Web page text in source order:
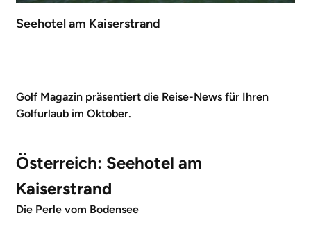
Seehotel am Kaiserstrand
Golf Magazin präsentiert die Reise-News für Ihren
Golfurlaub im Oktober.
Österreich: Seehotel am
Kaiserstrand
Die Perle vom Bodensee